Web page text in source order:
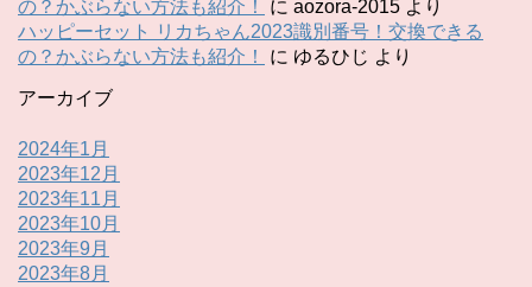
の？かぶらない方法も紹介！
に aozora-2015 より
ハッピーセット リカちゃん2023識別番号！交換できる
の？かぶらない方法も紹介！
に ゆるひじ より
アーカイブ
2024年1月
2023年12月
2023年11月
2023年10月
2023年9月
2023年8月